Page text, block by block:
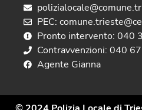
PEC:
Pronto intervento: 040
Contravvenzioni: 040
Agente Gianna